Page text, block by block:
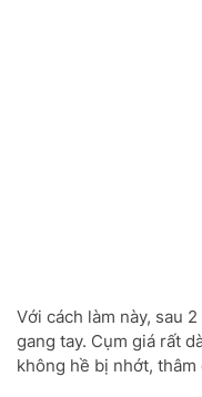
Với cách làm này, sau
gang tay. Cụm giá rất
không hề bị nhớt, thâm